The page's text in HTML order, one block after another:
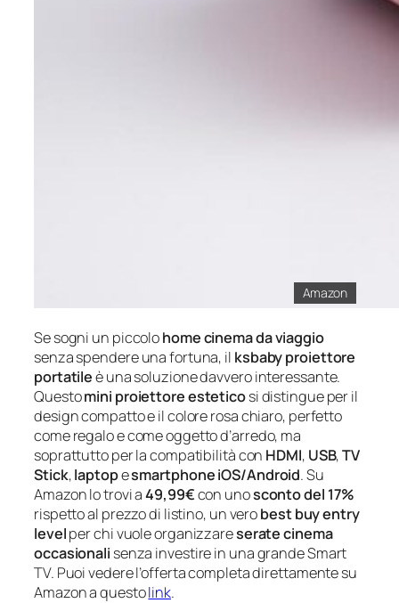
Amazon
Se sogni un piccolohome cinema da viaggio
senza spendere una fortuna, il ksbaby proiettore
portatileè una soluzione davvero interessante.
Questomini proiettore esteticosi distingue per il
design compatto e il colore rosa chiaro, perfetto
come regalo e come oggetto d’arredo, ma
soprattutto per la compatibilità con HDMI, USB,TV
Stick,laptopesmartphone iOS/Android. Su
Amazon lo trovi a49,99€con unosconto del 17%
rispetto al prezzo di listino, un verobest buy entry
levelper chi vuole organizzareserate cinema
occasionali senza investire in una grande Smart
TV. Puoi vedere l’offerta completa direttamente su
Amazon a questolink.